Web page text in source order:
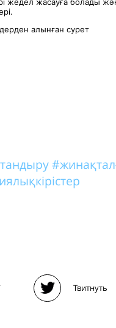
жедел жасауға болады
алынған сурет
Твитнуть